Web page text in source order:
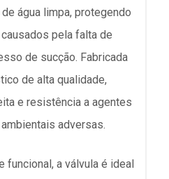
água limpa, protegendo
pela falta de
de sucção. Fabricada
de alta qualidade,
e resistência a agentes
adversas.
funcional, a válvula é ideal